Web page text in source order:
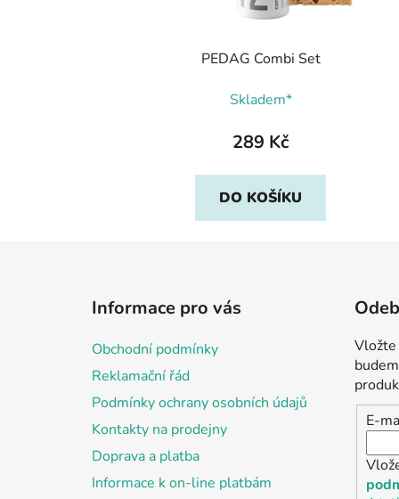
PEDAG Combi Set
Skladem*
289 Kč
DO KOŠÍKU
Informace pro vás
Obchodní podmínky
Reklamační řád
Podmínky ochrany osobních údajů
Kontakty na prodejny
Doprava a platba
Informace k on-line platbám
Vložte
E-